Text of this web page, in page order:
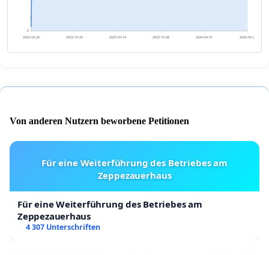
0
2022-04-26 2022-10-20 2023-04-14 2023-10-08 2024-04-01 2024-09-25
Von anderen Nutzern beworbene Petitionen
Für eine Weiterführung des Betriebes am
Zeppezauerhaus
Für eine Weiterführung des Betriebes am
Zeppezauerhaus
4 307 Unterschriften